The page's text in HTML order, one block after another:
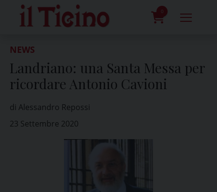
content
0
NEWS
Landriano: una Santa Messa per
ricordare Antonio Cavioni
di Alessandro Repossi
23 Settembre 2020